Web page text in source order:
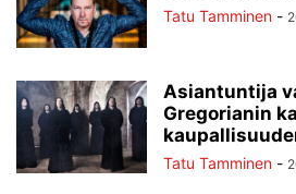
Tatu Tamminen -
Asiantuntija
Gregorianin
Tatu Tamminen -